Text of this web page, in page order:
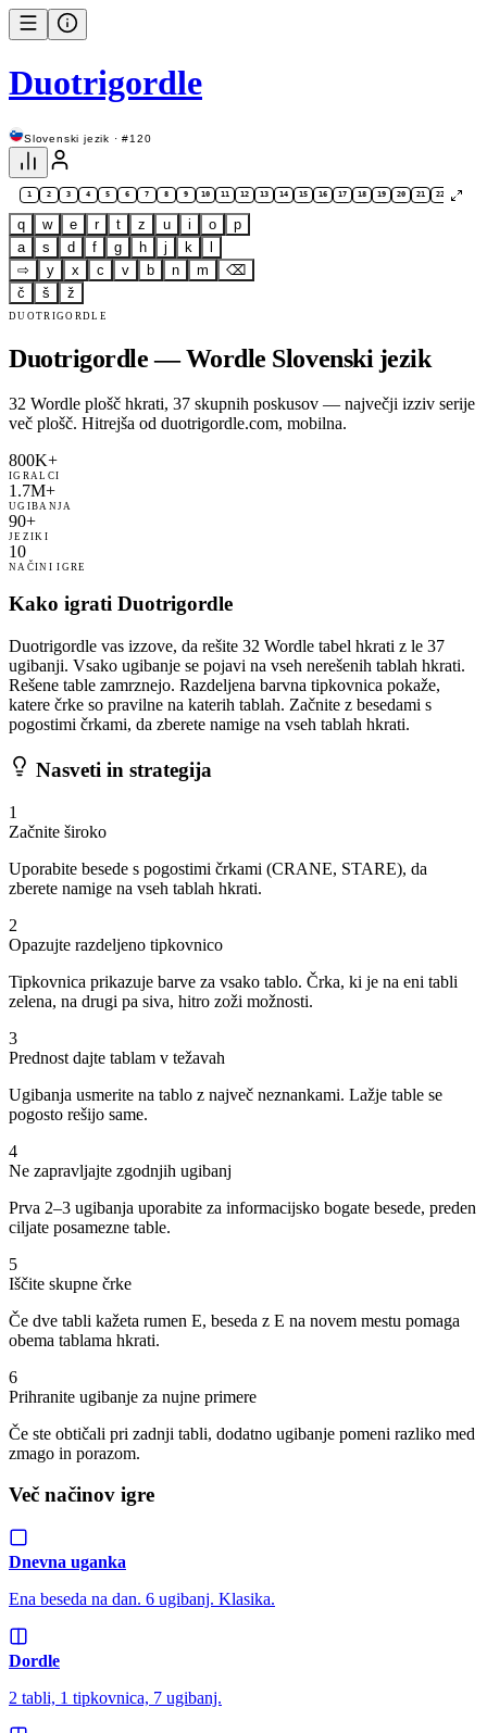
Duotrigordle
Slovenski jezik · #120
1 2 3 4 5 6 7 8 9 10 11 12 13 14 15 16 17 18 19 20 21 22 23
q w e r t z u i o
p
a
s d f g h j k
⇨
y x c v b n m
⌫
č
š ž
DUOTRIGORDLE
Duotrigordle — Wordle Slovenski jezik
32 Wordle plošč hkrati, 37 skupnih poskusov — največji izziv serije
več plošč. Hitrejša od duotrigordle.com, mobilna.
800K+
IGRALCI
1.7M+
UGIBANJA
90+
JEZIKI
10
NAČINI IGRE
Kako igrati Duotrigordle
Duotrigordle vas izzove, da rešite 32 Wordle tabel hkrati z le 37
ugibanji. Vsako ugibanje se pojavi na vseh nerešenih tablah hkrati.
Rešene table zamrznejo. Razdeljena barvna tipkovnica pokaže,
katere črke so pravilne na katerih tablah. Začnite z besedami s
pogostimi črkami, da zberete namige na vseh tablah hkrati.
Nasveti in strategija
1
Začnite široko
Uporabite besede s pogostimi črkami (CRANE, STARE), da
zberete namige na vseh tablah hkrati.
2
Opazujte razdeljeno tipkovnico
Tipkovnica prikazuje barve za vsako tablo. Črka, ki je na eni tabli
zelena, na drugi pa siva, hitro zoži možnosti.
3
Prednost dajte tablam v težavah
Ugibanja usmerite na tablo z največ neznankami. Lažje table se
pogosto rešijo same.
4
Ne zapravljajte zgodnjih ugibanj
Prva 2–3 ugibanja uporabite za informacijsko bogate besede, preden
ciljate posamezne table.
5
Iščite skupne črke
Če dve tabli kažeta rumen E, beseda z E na novem mestu pomaga
obema tablama hkrati.
6
Prihranite ugibanje za nujne primere
Če ste obtičali pri zadnji tabli, dodatno ugibanje pomeni razliko med
zmago in porazom.
Več načinov igre
Dnevna uganka
Ena beseda na dan. 6 ugibanj. Klasika.
Dordle
2 tabli, 1 tipkovnica, 7 ugibanj.